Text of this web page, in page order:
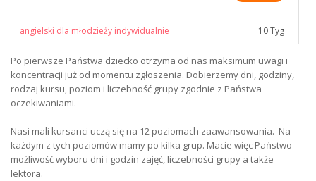
angielski dla młodzieży indywidualnie 10 Tyg
Po pierwsze Państwa dziecko otrzyma od nas maksimum uwagi i
koncentracji już od momentu zgłoszenia. Dobierzemy dni, godziny,
rodzaj kursu, poziom i liczebność grupy zgodnie z Państwa
oczekiwaniami.
Nasi mali kursanci uczą się na 12 poziomach zaawansowania. Na
każdym z tych poziomów mamy po kilka grup. Macie więc Państwo
możliwość wyboru dni i godzin zajęć, liczebności grupy a także
lektora.